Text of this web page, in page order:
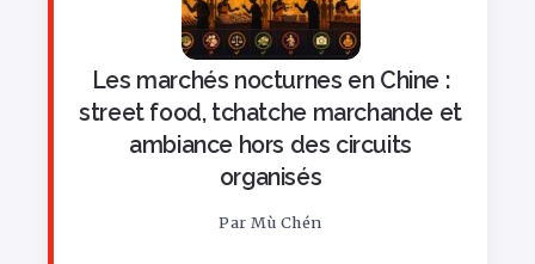
Les marchés nocturnes en Chine :
street food, tchatche marchande et
ambiance hors des circuits
organisés
Par Mù Chén